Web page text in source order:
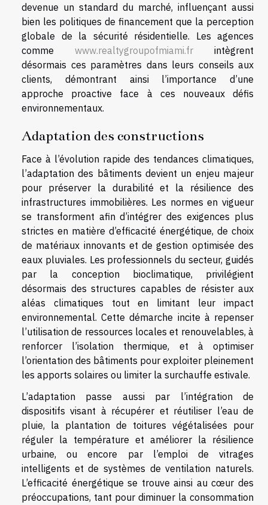
devenue un standard du marché, influençant aussi
bien les politiques de financement que la perception
globale de la sécurité résidentielle. Les agences
comme www.realtygroupofmiami.fr intègrent
désormais ces paramètres dans leurs conseils aux
clients, démontrant ainsi l’importance d’une
approche proactive face à ces nouveaux défis
environnementaux.
Adaptation des constructions
Face à l’évolution rapide des tendances climatiques,
l’adaptation des bâtiments devient un enjeu majeur
pour préserver la durabilité et la résilience des
infrastructures immobilières. Les normes en vigueur
se transforment afin d’intégrer des exigences plus
strictes en matière d’efficacité énergétique, de choix
de matériaux innovants et de gestion optimisée des
eaux pluviales. Les professionnels du secteur, guidés
par la conception bioclimatique, privilégient
désormais des structures capables de résister aux
aléas climatiques tout en limitant leur impact
environnemental. Cette démarche incite à repenser
l’utilisation de ressources locales et renouvelables, à
renforcer l’isolation thermique, et à optimiser
l’orientation des bâtiments pour exploiter pleinement
les apports solaires ou limiter la surchauffe estivale.
L’adaptation passe aussi par l’intégration de
dispositifs visant à récupérer et réutiliser l’eau de
pluie, la plantation de toitures végétalisées pour
réguler la température et améliorer la résilience
urbaine, ou encore par l’emploi de vitrages
intelligents et de systèmes de ventilation naturels.
L’efficacité énergétique se trouve ainsi au cœur des
préoccupations, tant pour diminuer la consommation